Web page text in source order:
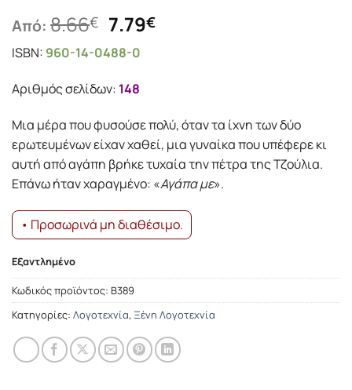
Από: 8.66€ Original
price
was:
8.66€.
7.79€Η
ISBN: 960-14-0488-0
Αριθμός σελίδων: 148
Μια μέρα που φυσούσε πολύ, όταν τα ίχνη των δύο
ερωτευμένων είχαν χαθεί, μια γυναίκα που υπέφερε κι
αυτή από αγάπη βρήκε τυχαία την πέτρα της Τζούλια.
Επάνω ήταν χαραγμένο: «Αγάπα με».
• Προσωρινά μη διαθέσιμο.
Εξαντλημένο
Κωδικός προϊόντος: Β389
Κατηγορίες: Λογοτεχνία, Ξένη Λογοτεχνία